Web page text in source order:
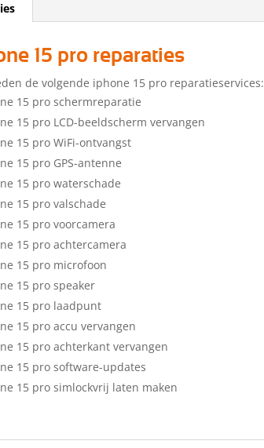
15 pro reparaties
de volgende iphone 15 pro reparatieservices:
15 pro schermreparatie
15 pro LCD-beeldscherm vervangen
15 pro WiFi-ontvangst
15 pro GPS-antenne
15 pro waterschade
15 pro valschade
15 pro voorcamera
15 pro achtercamera
15 pro microfoon
15 pro speaker
15 pro laadpunt
15 pro accu vervangen
15 pro achterkant vervangen
15 pro software-updates
15 pro simlockvrij laten maken